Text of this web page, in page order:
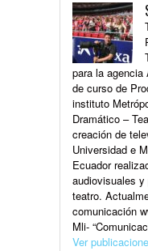
para la agencia
de curso de
instituto
Dramático –
creación de
Universidad e
Ecuador
audiovisuales
teatro.
comunicación
Mli-
Ver